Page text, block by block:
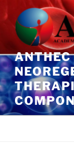
al
contenuto